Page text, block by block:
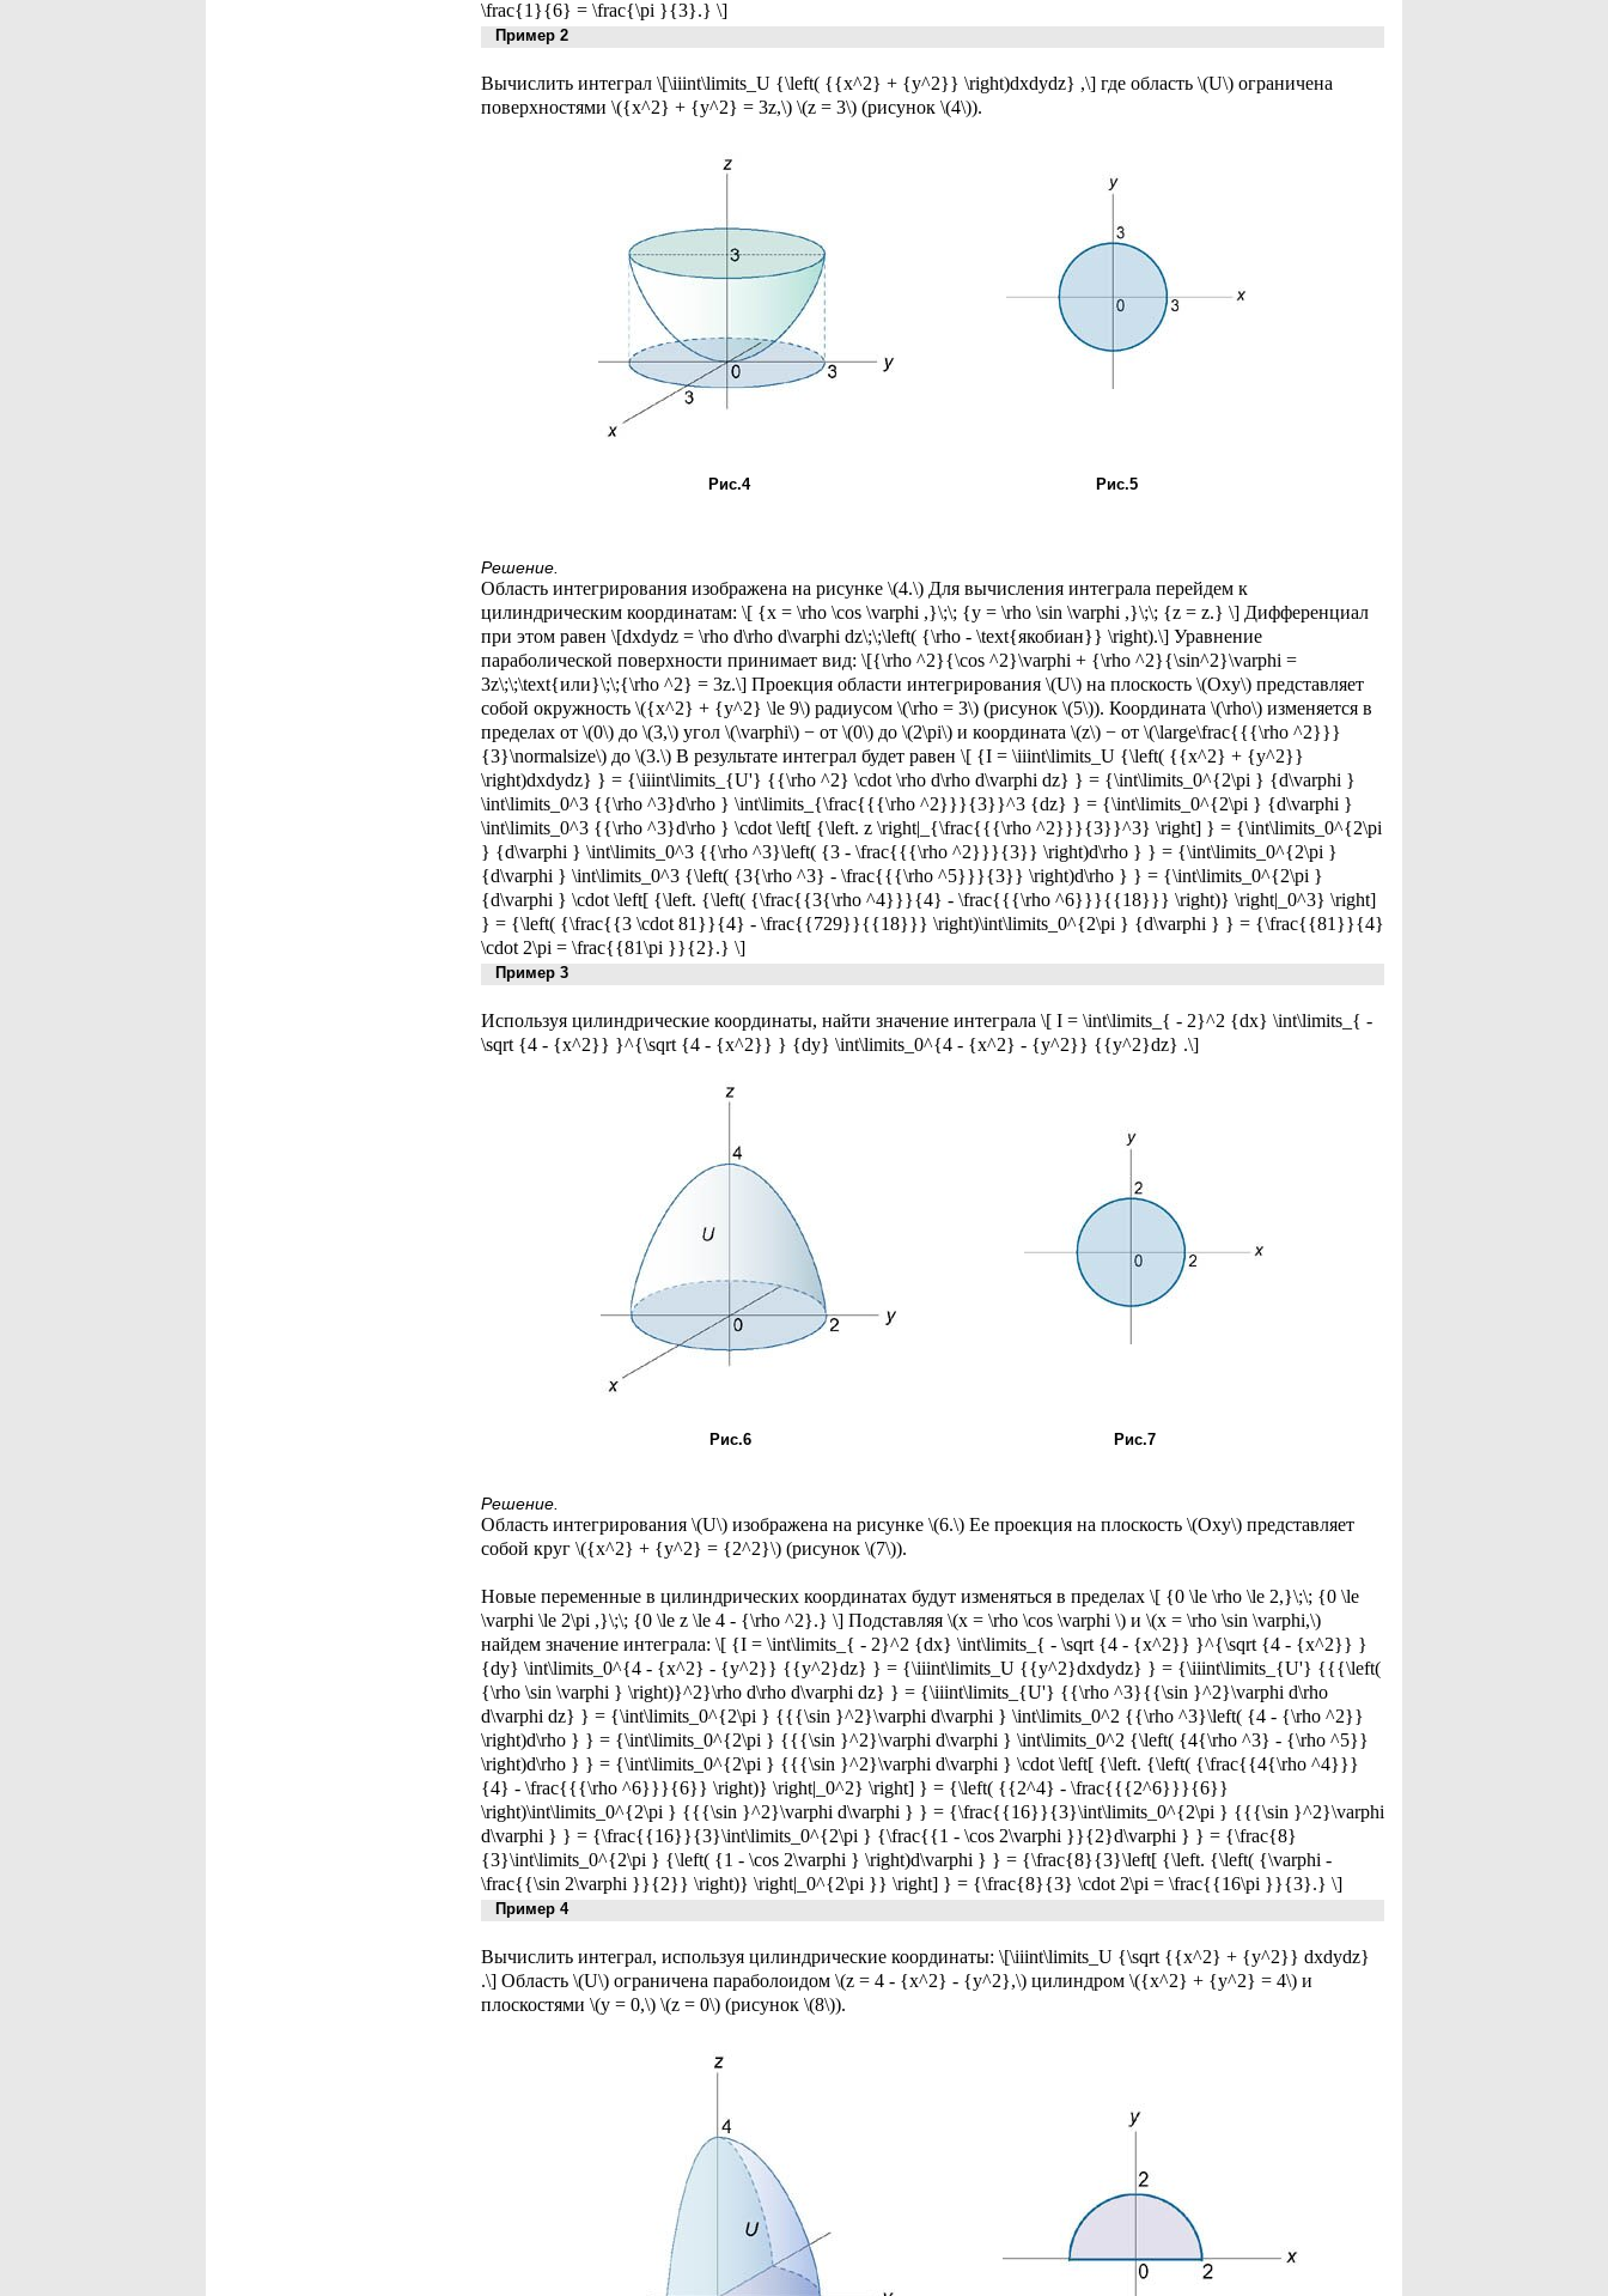
\frac{1}{6} = \frac{\pi }{3}.} \]
Пример 2
Вычислить интеграл \[\iiint\limits_U {\left( {{x^2} + {y^2}} \right)dxdydz} ,\] где область \(U\) ограничена
поверхностями \({x^2} + {y^2} = 3z,\) \(z = 3\) (рисунок \(4\)).
Рис.4 Рис.5
Решение.
Область интегрирования изображена на рисунке \(4.\) Для вычисления интеграла перейдем к
цилиндрическим координатам: \[ {x = \rho \cos \varphi ,}\;\; {y = \rho \sin \varphi ,}\;\; {z = z.} \] Дифференциал
при этом равен \[dxdydz = \rho d\rho d\varphi dz\;\;\left( {\rho - \text{якобиан}} \right).\] Уравнение
параболической поверхности принимает вид: \[{\rho ^2}{\cos ^2}\varphi + {\rho ^2}{\sin^2}\varphi =
3z\;\;\text{или}\;\;{\rho ^2} = 3z.\] Проекция области интегрирования \(U\) на плоскость \(Oxy\) представляет
собой окружность \({x^2} + {y^2} \le 9\) радиусом \(\rho = 3\) (рисунок \(5\)). Координата \(\rho\) изменяется в
пределах от \(0\) до \(3,\) угол \(\varphi\) − от \(0\) до \(2\pi\) и координата \(z\) − от \(\large\frac{{{\rho ^2}}}
{3}\normalsize\) до \(3.\) В результате интеграл будет равен \[ {I = \iiint\limits_U {\left( {{x^2} + {y^2}}
\right)dxdydz} } = {\iiint\limits_{U'} {{\rho ^2} \cdot \rho d\rho d\varphi dz} } = {\int\limits_0^{2\pi } {d\varphi }
\int\limits_0^3 {{\rho ^3}d\rho } \int\limits_{\frac{{{\rho ^2}}}{3}}^3 {dz} } = {\int\limits_0^{2\pi } {d\varphi }
\int\limits_0^3 {{\rho ^3}d\rho } \cdot \left[ {\left. z \right|_{\frac{{{\rho ^2}}}{3}}^3} \right] } = {\int\limits_0^{2\pi
} {d\varphi } \int\limits_0^3 {{\rho ^3}\left( {3 - \frac{{{\rho ^2}}}{3}} \right)d\rho } } = {\int\limits_0^{2\pi }
{d\varphi } \int\limits_0^3 {\left( {3{\rho ^3} - \frac{{{\rho ^5}}}{3}} \right)d\rho } } = {\int\limits_0^{2\pi }
{d\varphi } \cdot \left[ {\left. {\left( {\frac{{3{\rho ^4}}}{4} - \frac{{{\rho ^6}}}{{18}}} \right)} \right|_0^3} \right]
} = {\left( {\frac{{3 \cdot 81}}{4} - \frac{{729}}{{18}}} \right)\int\limits_0^{2\pi } {d\varphi } } = {\frac{{81}}{4}
\cdot 2\pi = \frac{{81\pi }}{2}.} \]
Пример 3
Используя цилиндрические координаты, найти значение интеграла \[ I = \int\limits_{ - 2}^2 {dx} \int\limits_{ -
\sqrt {4 - {x^2}} }^{\sqrt {4 - {x^2}} } {dy} \int\limits_0^{4 - {x^2} - {y^2}} {{y^2}dz} .\]
Рис.6 Рис.7
Решение.
Область интегрирования \(U\) изображена на рисунке \(6.\) Ее проекция на плоскость \(Oxy\) представляет
собой круг \({x^2} + {y^2} = {2^2}\) (рисунок \(7\)).
Новые переменные в цилиндрических координатах будут изменяться в пределах \[ {0 \le \rho \le 2,}\;\; {0 \le
\varphi \le 2\pi ,}\;\; {0 \le z \le 4 - {\rho ^2}.} \] Подставляя \(x = \rho \cos \varphi \) и \(x = \rho \sin \varphi,\)
найдем значение интеграла: \[ {I = \int\limits_{ - 2}^2 {dx} \int\limits_{ - \sqrt {4 - {x^2}} }^{\sqrt {4 - {x^2}} }
{dy} \int\limits_0^{4 - {x^2} - {y^2}} {{y^2}dz} } = {\iiint\limits_U {{y^2}dxdydz} } = {\iiint\limits_{U'} {{{\left(
{\rho \sin \varphi } \right)}^2}\rho d\rho d\varphi dz} } = {\iiint\limits_{U'} {{\rho ^3}{{\sin }^2}\varphi d\rho
d\varphi dz} } = {\int\limits_0^{2\pi } {{{\sin }^2}\varphi d\varphi } \int\limits_0^2 {{\rho ^3}\left( {4 - {\rho ^2}}
\right)d\rho } } = {\int\limits_0^{2\pi } {{{\sin }^2}\varphi d\varphi } \int\limits_0^2 {\left( {4{\rho ^3} - {\rho ^5}}
\right)d\rho } } = {\int\limits_0^{2\pi } {{{\sin }^2}\varphi d\varphi } \cdot \left[ {\left. {\left( {\frac{{4{\rho ^4}}}
{4} - \frac{{{\rho ^6}}}{6}} \right)} \right|_0^2} \right] } = {\left( {{2^4} - \frac{{{2^6}}}{6}}
\right)\int\limits_0^{2\pi } {{{\sin }^2}\varphi d\varphi } } = {\frac{{16}}{3}\int\limits_0^{2\pi } {{{\sin }^2}\varphi
d\varphi } } = {\frac{{16}}{3}\int\limits_0^{2\pi } {\frac{{1 - \cos 2\varphi }}{2}d\varphi } } = {\frac{8}
{3}\int\limits_0^{2\pi } {\left( {1 - \cos 2\varphi } \right)d\varphi } } = {\frac{8}{3}\left[ {\left. {\left( {\varphi -
\frac{{\sin 2\varphi }}{2}} \right)} \right|_0^{2\pi }} \right] } = {\frac{8}{3} \cdot 2\pi = \frac{{16\pi }}{3}.} \]
Пример 4
Вычислить интеграл, используя цилиндрические координаты: \[\iiint\limits_U {\sqrt {{x^2} + {y^2}} dxdydz}
.\] Область \(U\) ограничена параболоидом \(z = 4 - {x^2} - {y^2},\) цилиндром \({x^2} + {y^2} = 4\) и
плоскостями \(y = 0,\) \(z = 0\) (рисунок \(8\)).